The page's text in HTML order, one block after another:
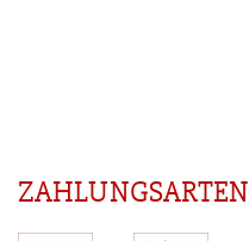
ZAHLUNGSARTEN